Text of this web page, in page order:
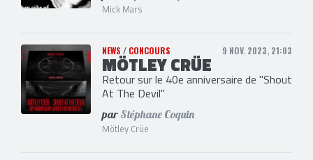
Mick Mars
NEWS / CONCOURS 9 NOV. 2023, 21:03
MÖTLEY CRÜE
Retour sur le 40e anniversaire de "Shout
At The Devil"
par Stéphane Coquin
Mötley Crüe